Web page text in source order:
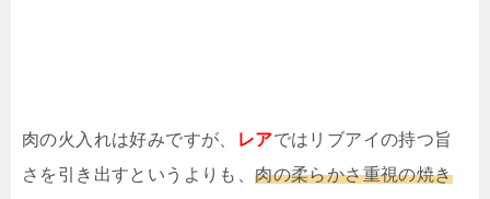
肉の火入れは好みですが、 レアではリブアイの持つ旨
さを引き出すというよりも、肉の柔らかさ重視の焼き